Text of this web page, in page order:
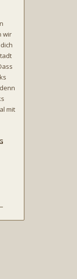
wir
mit